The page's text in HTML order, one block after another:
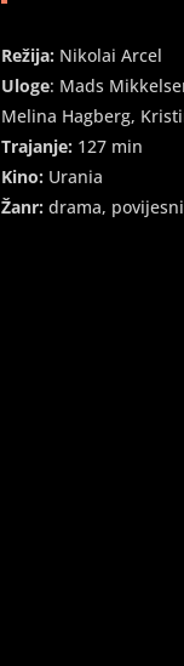
Režija: Nikolai Arcel
Uloge: Mads
Melina Hagberg,
Trajanje: 127 min
Kino: Urania
Žanr: drama, povijesni